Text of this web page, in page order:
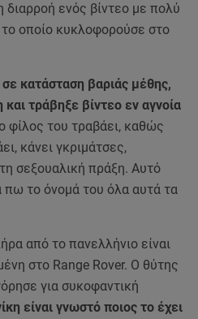
ενός βίντεο με πολύ
οποίο κυκλοφορούσε στο
κατάσταση βαριάς μέθης,
τράβηξε βίντεο εν αγνοία
φίλος του τραβάει, καθώς
κάνει γκριμάτσες,
τη σεξουαλική πράξη. Αυτό
το όνομά του όλα αυτά τα
από το πανελλήνιο είναι
στο Range Rover. O θύτης
για συκοφαντική
είναι γνωστό ποιος το έχει